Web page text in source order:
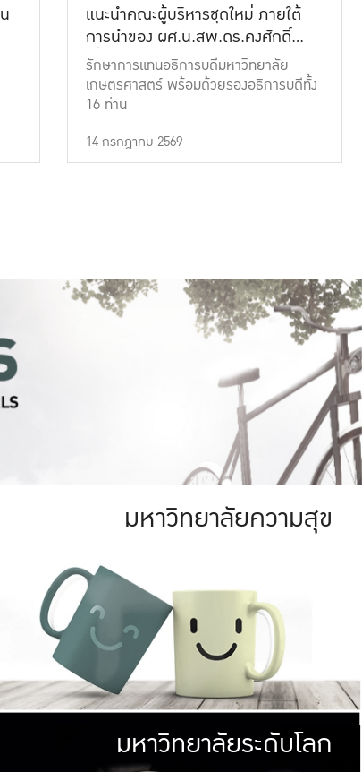
แนะนำคณะผู้บริหารชุดใหม่ ภายใต้
การนำของ ผศ.น.สพ.ดร.คงศักดิ์
เที่ยงธรรม
รักษาการแทนอธิการบดีมหาวิทยาลัย
เกษตรศาสตร์ พร้อมด้วยรองอธิการบดีทั้ง
16 ท่าน
14 กรกฎาคม 2569
น
ร่
มหาวิทยาลัย
ให้กับประชาชน
มหาวิทยาลัยความสุข
มหาวิทยา
มหาวิทยาลัยระดับโลก